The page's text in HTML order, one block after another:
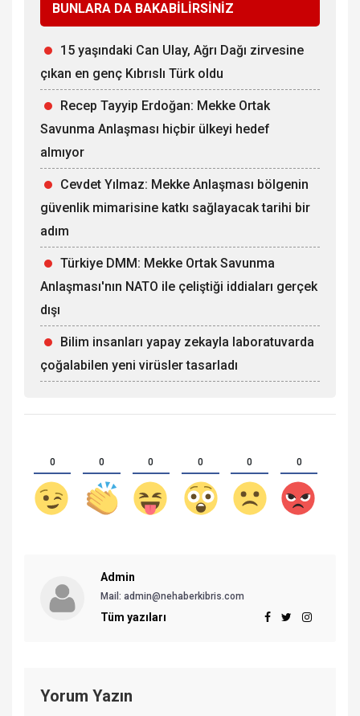
BUNLARA DA BAKABİLİRSİNİZ
15 yaşındaki Can Ulay, Ağrı Dağı zirvesine
çıkan en genç Kıbrıslı Türk oldu
Recep Tayyip Erdoğan: Mekke Ortak
Savunma Anlaşması hiçbir ülkeyi hedef
almıyor
Cevdet Yılmaz: Mekke Anlaşması bölgenin
güvenlik mimarisine katkı sağlayacak tarihi bir
adım
Türkiye DMM: Mekke Ortak Savunma
Anlaşması'nın NATO ile çeliştiği iddiaları gerçek
dışı
Bilim insanları yapay zekayla laboratuvarda
çoğalabilen yeni virüsler tasarladı
0 0 0 0 0 0
Admin
Mail: admin@nehaberkibris.com
Tüm yazıları
Yorum Yazın